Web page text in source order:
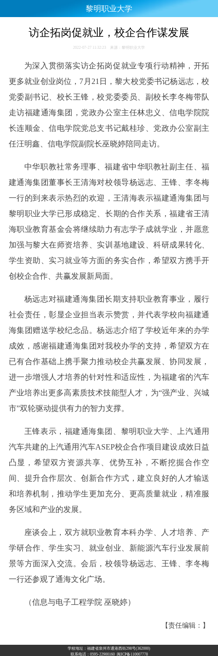
黎明职业大学
访企拓岗促就业，校企合作谋发展
2022-07-27 11:32:23 来源：黎明职业大学
为深入贯彻落实访企拓岗促就业专项行动精神，开拓
更多就业创业岗位，7月21日，黎大校党委书记杨远志，校
党委副书记、校长王锋，校党委委员、副校长李冬梅带队
走访福建通海集团，党政办公室主任林忠义、信电学院院
长连顺金、信电学院党总支书记戴桂珍、党政办公室副主
任汪明鑫、信电学院副院长巫晓婷陪同走访。
中华职教社常务理事、福建省中华职教社副主任、福
建通海集团董事长王清海对校领导杨远志、王锋、李冬梅
一行的到来表示热烈的欢迎，王清海表示福建通海集团与
黎明职业大学已形成稳定、长期的合作关系，福建省王清
海职业教育基金会将继续助力有志学子成就学业，并愿意
加强与黎大在师资培养、实训基地建设、科研成果转化、
学生资助、实习就业等方面的务实合作，希望双方携手开
创校企合作、共赢发展新局面。
杨远志对福建通海集团长期支持职业教育事业，履行
社会责任，彰显企业担当表示赞赏，并代表学校向福建通
海集团赠送学校纪念品。杨远志介绍了学校近年来的办学
成效，感谢福建通海集团对我校办学的支持，希望双方在
已有合作基础上携手聚力推动校企共赢发展、协同发展，
进一步增强人才培养的针对性和适应性，为福建省的汽车
产业培养出更多高素质技术技能型人才，为“强产业、兴城
市”双轮驱动提供有力的智力支撑。
王锋表示，福建通海集团、黎明职业大学、上汽通用
汽车共建的上汽通用汽车ASEP校企合作项目建设成效日益
凸显，希望双方资源共享、优势互补，不断挖掘合作空
间、提升合作层次、创新合作方式，建立良好的人才输送
和培养机制，推动学生更加充分、更高质量就业，精准服
务区域和产业的发展。
座谈会上，双方就职业教育本科办学、人才培养、产
学研合作、学生实习、就业创业、新能源汽车行业发展前
景等方面深入交流。会后，校领导杨远志、王锋、李冬梅
一行还参观了通海文化广场。
（信息与电子工程学院 巫晓婷）
【责任编辑：】
学校地址：福建省泉州市通港西街298号(362000)
联系电话：0595-22900160 闽ICP备110007778